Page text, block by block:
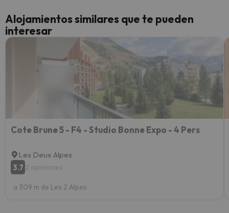
Alojamientos similares que te pueden
interesar
Cote Brune 5 - F4 - Studio Bonne Expo - 4 Pers
Les Deux Alpes
3.7 2 opiniones
a 309 m de Les 2 Alpes